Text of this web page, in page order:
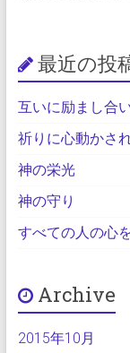
最近の投
互いに励まし合
祈りに心動かさ
神の栄光
神の守り
すべての人の心
Archive
2015年10月